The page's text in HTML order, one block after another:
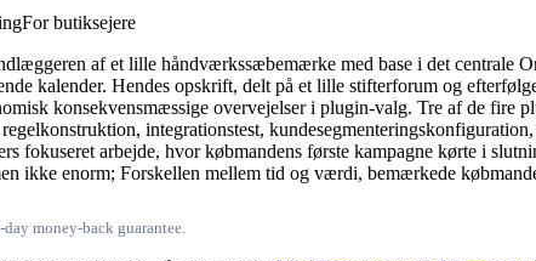
For butiksejere
af ​​et lille håndværkssæbemærke med base i det centrale
kalender. Hendes opskrift, delt på et lille stifterforum og
konsekvensmæssige overvejelser i plugin-valg. Tre af de
integrationstest,
fokuseret arbejde, hvor købmandens første kampagne kørte i
ikke enorm; Forskellen mellem tid og værdi, bemærkede
money-back guarantee.